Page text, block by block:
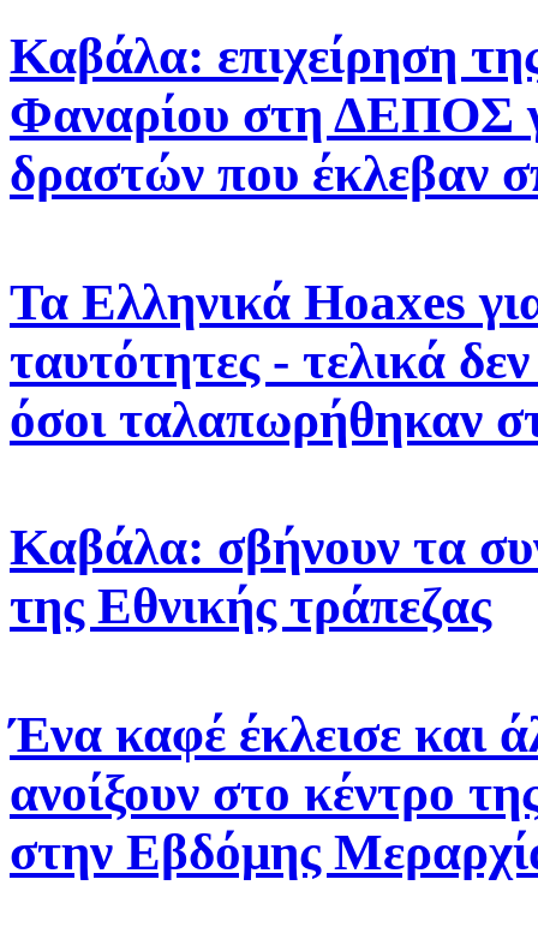
Καβάλα: επιχείρηση
Φαναρίου στη ΔΕΠΟΣ
δραστών που έκλεβαν
Τα Ελληνικά Hoaxes
ταυτότητες - τελικά
όσοι ταλαπωρήθηκαν
Καβάλα: σβήνουν τα
της Εθνικής τράπεζας
Ένα καφέ έκλεισε και
ανοίξουν στο κέντρο
στην Εβδόμης